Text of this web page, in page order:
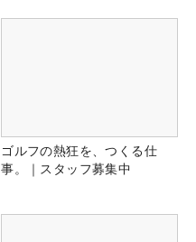
ゴルフの熱狂を、つくる仕
事。｜スタッフ募集中